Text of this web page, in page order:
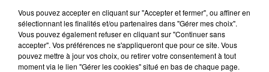
Dai Dai
SHAKIRA FEAT. BURNA BOY
RADIO CONTACT
Vous pouvez accepter en cliquant sur "Accepter et fermer", ou affiner en
sélectionnant les finalités et/ou partenaires dans "Gérer mes choix".
Vous pouvez également refuser en cliquant sur "Continuer sans
accepter". Vos préférences ne s'appliqueront que pour ce site. Vous
pouvez mettre à jour vos choix, ou retirer votre consentement à tout
moment via le lien "Gérer les cookies" situé en bas de chaque page.